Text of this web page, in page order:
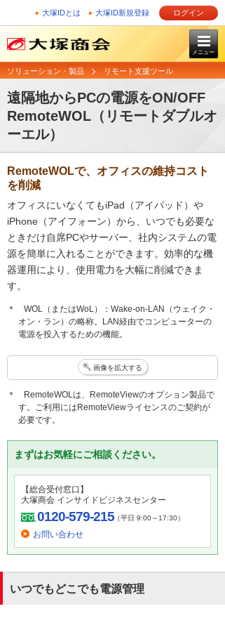
大塚IDとは 大塚ID新規登録 ログイン
メニュー
ソリューション・製品 リモート支援ツール
遠隔地からPCの電源をON/OFF
RemoteWOL（リモートダブルオ
ーエル）
RemoteWOLで、オフィスの維持コスト
を削減
オフィスにいなくてもiPad（アイパッド）や
iPhone（アイフォーン）から、いつでも必要な
ときだけ自席PCやサーバー、社内システムの電
源を簡単に入れることができます。効率的な機
器運用により、使用電力を大幅に削減できま
す。
＊ WOL（またはWoL）：Wake-on-LAN（ウェイク・
オン・ラン）の略称。LAN経由でコンピューターの
電源を投入するための機能。
画像を拡大する
＊ RemoteWOLは、RemoteViewのオプション製品で
す。ご利用にはRemoteViewライセンスのご契約が
必要です。
まずはお気軽にご相談ください。
【総合受付窓口】
大塚商会 インサイドビジネスセンター
0120-579-215（平日 9:00～17:30）
お問い合わせ
いつでもどこでも電源管理